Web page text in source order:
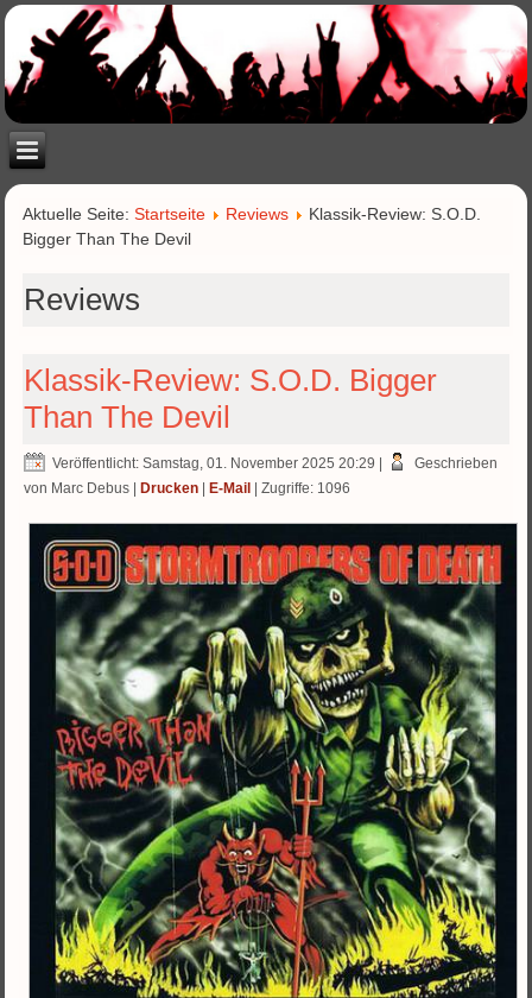
Aktuelle Seite:Startseite Reviews
Klassik-Review: S.O.D.
Bigger Than The Devil
Reviews
Klassik-Review: S.O.D. Bigger
Than The Devil
Veröffentlicht: Samstag, 01. November 2025 20:29
Geschrieben
von Marc Debus
Drucken E-Mail | Zugriffe: 1096